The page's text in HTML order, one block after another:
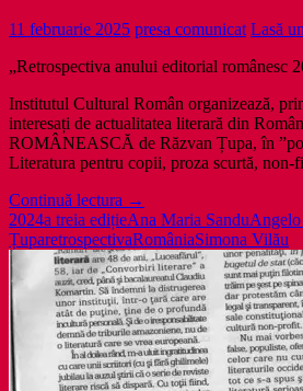
11 februarie 2025 presa comunicat Lasă
„Retrospectiva anului editorial românesc
Institutul Cultural Român organizează,
interesați de actualitatea literară din
ROMÂNEASCĂ de Răzvan Țupa, în
Literatura pentru copii, proza scurtă,
Continuă lectura „Retrospectiva
anului
editorial
românesc
2024”
pentru
traducători
→
2024a treia edițieAna Maria Sandu
ȚuparetrospectivaRomâniaSimona Vilău